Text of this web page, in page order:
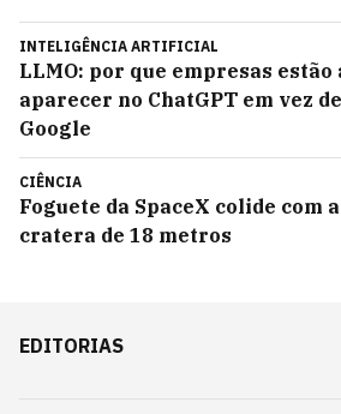
INTELIGÊNCIA ARTIFICIAL
LLMO: por que empresas estão
aparecer no ChatGPT em vez
Google
CIÊNCIA
Foguete da SpaceX colide com
cratera de 18 metros
EDITORIAS